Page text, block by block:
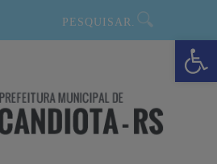
Barra de Ferramentas Aberta